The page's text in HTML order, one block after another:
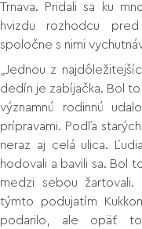
Trnava. Pridali sa ku
hvizdu rozhodcu
spoločne s nimi
„Jednou z
dedín je zabíjačka. Bol
významnú rodinnú
prípravami. Podľa
neraz aj celá ulica.
hodovali a bavili sa. Bol
medzi sebou
týmto podujatím
podarilo, ale opäť